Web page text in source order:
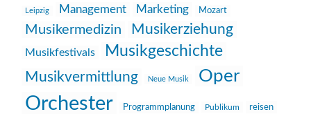
Leipzig Management Marketing Mozart
Musikermedizin Musikerziehung
Musikfestivals Musikgeschichte
Musikvermittlung Neue Musik Oper
Orchester Programmplanung Publikum reisen